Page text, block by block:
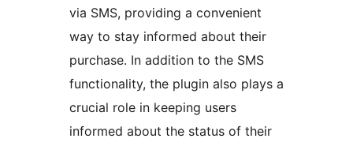
via SMS, providing a convenient
way to stay informed about their
purchase. In addition to the SMS
functionality, the plugin also plays a
crucial role in keeping users
informed about the status of their